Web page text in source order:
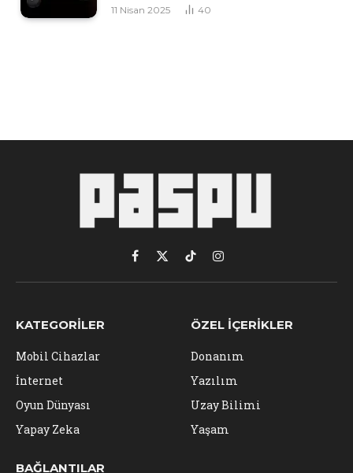
11 Nisan 2025 40
Facebook
X
(Twitter)
TikTokInstagram
KATEGORILER
Mobil Cihazlar
İnternet
Oyun Dünyası
Yapay Zeka
ÖZEL İÇERIKLER
Donanım
Yazılım
Uzay Bilimi
Yaşam
BAĞLANTILAR